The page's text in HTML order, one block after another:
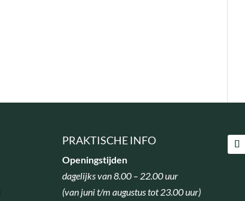
PRAKTISCHE INFO
Openingstijden
dagelijks van 8.00 – 22.00 uur
(van juni t/m augustus tot 23.00 uur)